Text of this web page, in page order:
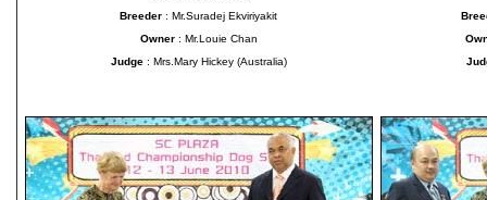
Breeder : Mr.Suradej Ekviriyakit
Owner : Mr.Louie Chan
Judge : Mrs.Mary Hickey (Australia)